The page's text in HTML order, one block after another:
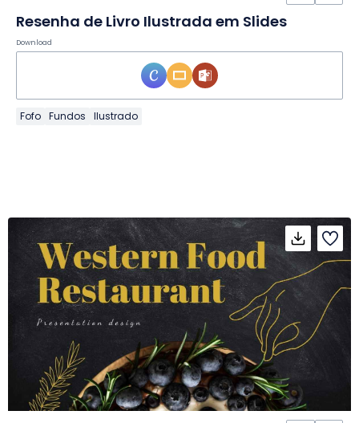
Resenha de Livro Ilustrada em Slides
Download
Fofo Fundos Ilustrado